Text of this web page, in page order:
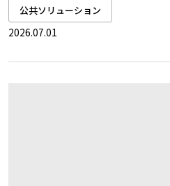
公共ソリューション
2026.07.01